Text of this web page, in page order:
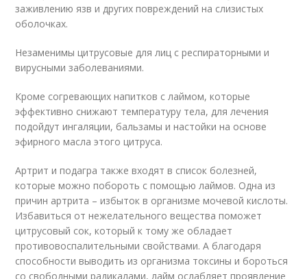
заживлению язв и других повреждений на слизистых
оболочках.
Незаменимы цитрусовые для лиц с респираторными и
вирусными заболеваниями.
Кроме согревающих напитков с лаймом, которые
эффективно снижают температуру тела, для лечения
подойдут ингаляции, бальзамы и настойки на основе
эфирного масла этого цитруса.
Артрит и подагра также входят в список болезней,
которые можно побороть с помощью лаймов. Одна из
причин артрита – избыток в организме мочевой кислоты.
Избавиться от нежелательного вещества поможет
цитрусовый сок, который к тому же обладает
противовоспалительными свойствами. А благодаря
способности выводить из организма токсины и бороться
со свободными радикалами, лайм ослабляет проявление